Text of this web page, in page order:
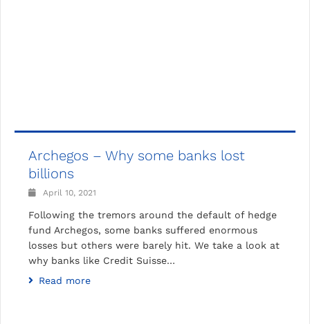
Archegos – Why some banks lost
billions
April 10, 2021
Following the tremors around the default of hedge
fund Archegos, some banks suffered enormous
losses but others were barely hit. We take a look at
why banks like Credit Suisse…
Read more